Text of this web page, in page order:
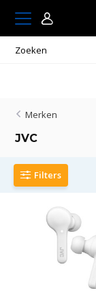
Merken
JVC
Filters